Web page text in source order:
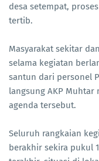
desa setempat,
tertib.
Masyarakat sekitar
selama kegiatan
santun dari personel
langsung AKP
agenda tersebut.
Seluruh rangkaian
berakhir sekira pukul